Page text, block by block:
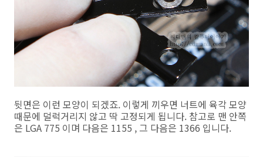
뒷면은 이런 모양이 되겠죠. 이렇게 끼우면 너트에 육각 모양
때문에 덜럭거리지 않고 딱 고정되게 됩니다. 참고로 맨 안쪽
은 LGA 775 이며 다음은 1155 , 그 다음은 1366 입니다.